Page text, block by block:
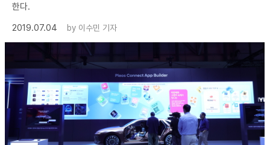
한다.
2019.07.04
by 이수민 기자